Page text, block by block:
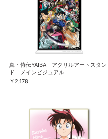
真・侍伝YAIBA アクリルアートスタン
ド メインビジュアル
￥2,178